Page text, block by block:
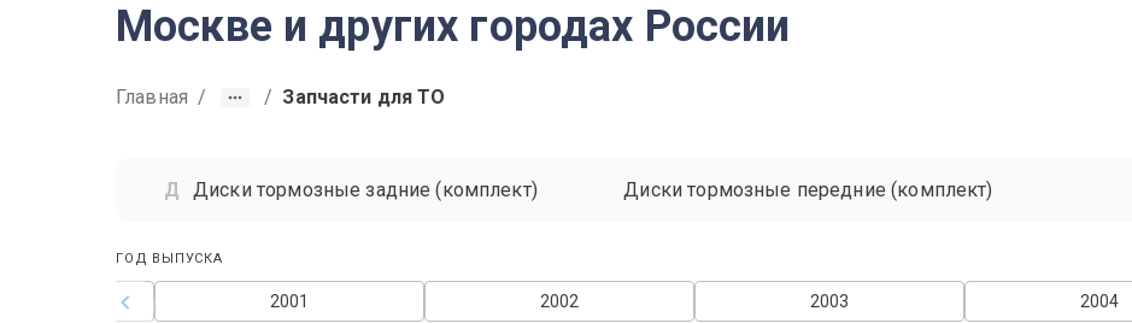
Москве и других городах России
Главная / / Запчасти для ТО
Диски тормозные задние (комплект) Диски тормозные передние (комплект)
ГОД ВЫПУСКА
2004
2003
2002
2001